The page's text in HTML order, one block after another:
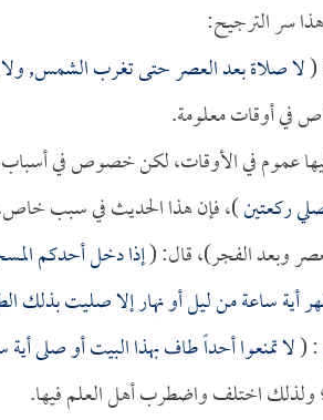
سر الترجيح:
(لا صلاة بعد العصر حتى تغرب الشمس,
في أوقات معلومة.
عموم في الأوقات، لكن خصوص في أسباب
ركعتين)، فإن هذا الحديث في سبب
وبعد الفجر)، قال: (إذا دخل أحدكم
أية ساعة من ليل أو نهار إلا صليت بذلك
: (لا تمنعوا أحداً طاف بهذا البيت أو صلى
اختلف واضطرب أهل العلم فيها.